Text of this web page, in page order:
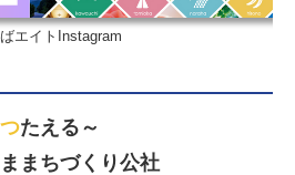
エイトInstagram
つたえる～
まちづくり公社